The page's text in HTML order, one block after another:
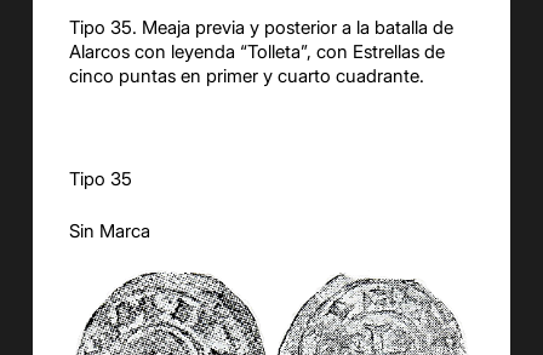
Tipo 35. Meaja previa y posterior a la batalla de
Alarcos con leyenda “Tolleta”, con Estrellas de
cinco puntas en primer y cuarto cuadrante.
Tipo 35
Sin Marca